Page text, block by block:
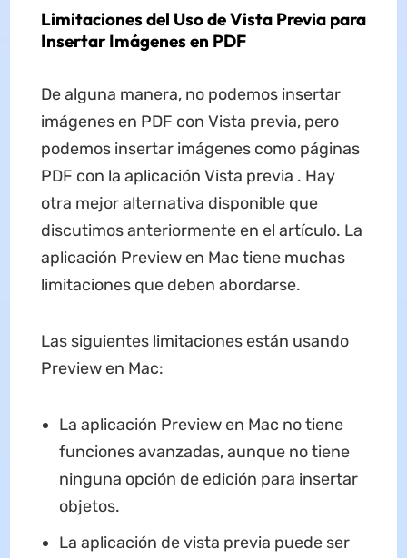
Limitaciones del Uso de Vista Previa para
Insertar Imágenes en PDF
De alguna manera, no podemos insertar
imágenes en PDF con Vista previa, pero
podemos insertar imágenes como páginas
PDF con la aplicación Vista previa . Hay
otra mejor alternativa disponible que
discutimos anteriormente en el artículo. La
aplicación Preview en Mac tiene muchas
limitaciones que deben abordarse.
Las siguientes limitaciones están usando
Preview en Mac:
La aplicación Preview en Mac no tiene
funciones avanzadas, aunque no tiene
ninguna opción de edición para insertar
objetos.
La aplicación de vista previa puede ser